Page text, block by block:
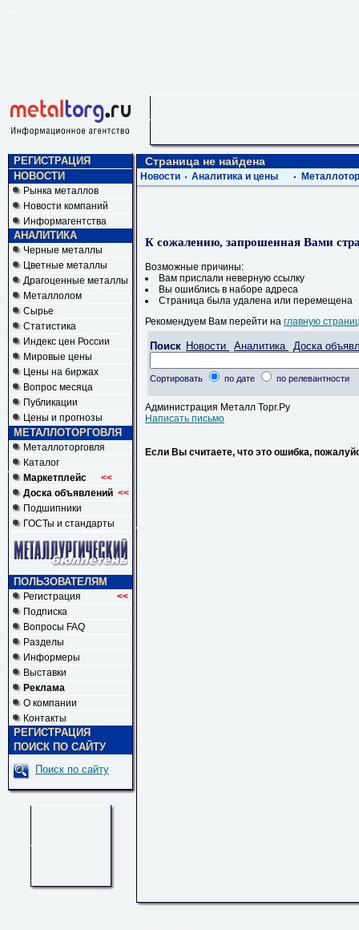
РЕГИСТРАЦИЯ
НОВОСТИ
Рынка металлов
Новости компаний
Информагентства
АНАЛИТИКА
Черные металлы
Цветные металлы
Драгоценные металлы
Металлолом
Сырье
Статистика
Индекс цен России
Мировые цены
Цены на биржах
Вопрос месяца
Публикации
Цены и прогнозы
МЕТАЛЛОТОРГОВЛЯ
Металлоторговля
Каталог
Маркетплейс
<<
Доска объявлений <<
Подшипники
ГОСТы и стандарты
ПОЛЬЗОВАТЕЛЯМ
Регистрация <<
Подписка
Вопросы FAQ
Разделы
Информеры
Выставки
Реклама
О компании
Контакты
РЕГИСТРАЦИЯ
ПОИСК ПО САЙТУ
Поиск по сайту
Страница не найдена
Новости Аналитика и цены
К сожалению, запрошенная Вами
Возможные причины:
Вам прислали неверную ссылку
Вы ошиблись в наборе адреса
Страница была удалена или перемещена
Рекомендуем Вам перейти на главную
Поиск Новости Аналитика Доска
Сортировать по дате по релевантности
Администрация Металл Торг.Ру
Написать письмо
Если Вы считаете, что это ошибка,